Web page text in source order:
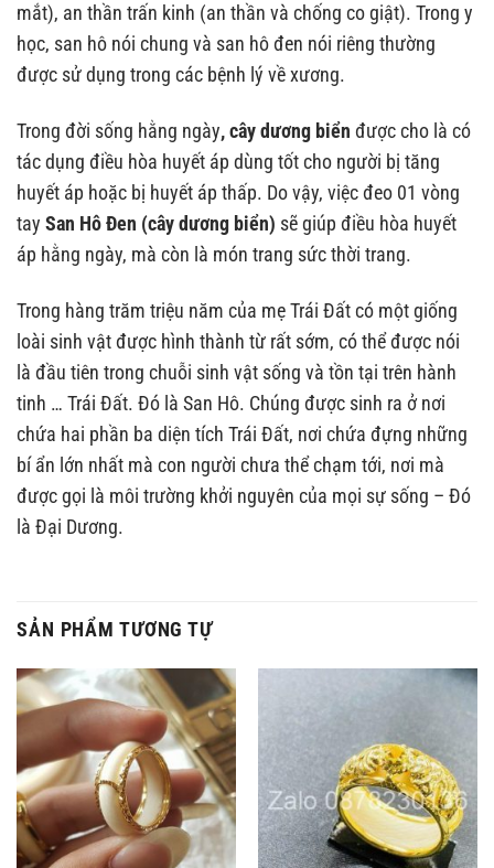
mắt), an thần trấn kinh (an thần và chống co giật). Trong y
học, san hô nói chung và san hô đen nói riêng thường
được sử dụng trong các bệnh lý về xương.
Trong đời sống hằng ngày, cây dương biển được cho là có
tác dụng điều hòa huyết áp dùng tốt cho người bị tăng
huyết áp hoặc bị huyết áp thấp. Do vậy, việc đeo 01 vòng
tay San Hô Đen (cây dương biển) sẽ giúp điều hòa huyết
áp hằng ngày, mà còn là món trang sức thời trang.
Trong hàng trăm triệu năm của mẹ Trái Đất có một giống
loài sinh vật được hình thành từ rất sớm, có thể được nói
là đầu tiên trong chuỗi sinh vật sống và tồn tại trên hành
tinh … Trái Đất. Đó là San Hô. Chúng được sinh ra ở nơi
chứa hai phần ba diện tích Trái Đất, nơi chứa đựng những
bí ẩn lớn nhất mà con người chưa thể chạm tới, nơi mà
được gọi là môi trường khởi nguyên của mọi sự sống – Đó
là Đại Dương.
SẢN PHẨM TƯƠNG TỰ